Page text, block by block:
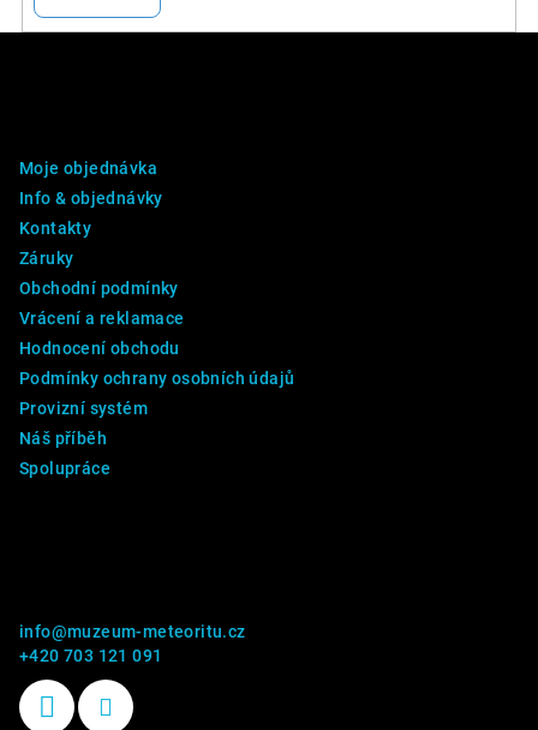
Moje objednávka
Info & objednávky
Kontakty
Záruky
Obchodní podmínky
Vrácení a reklamace
Hodnocení obchodu
Podmínky ochrany osobních údajů
Provizní systém
Náš příběh
Spolupráce
info@muzeum-meteoritu.cz
+420 703 121 091